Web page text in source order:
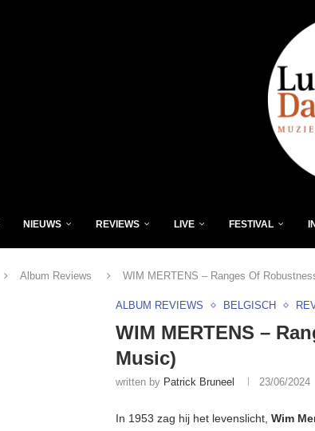
NIEUWS REVIEWS LIVE FESTIVAL
Album Reviews WIM MERTENS – Ranges Of
ALBUM REVIEWS BELGISCH
WIM MERTENS –
Music)
written by Patrick Bruneel 23/06/2024
In 1953 zag hij het levenslicht, Wim